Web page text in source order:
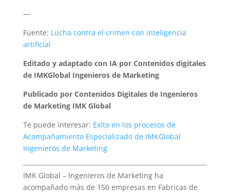
—
Fuente: Lucha contra el crimen con inteligencia
artificial
Editado y adaptado con IA por Contenidos digitales
de IMKGlobal Ingenieros de Marketing
Publicado por Contenidos Digitales de Ingenieros
de Marketing IMK Global
Te puede interesar: Exito en los procesos de
Acompañamiento Especializado de IMKGlobal
Ingenieros de Marketing
IMK Global – Ingenieros de Marketing ha
acompañado más de 150 empresas en Fabricas de